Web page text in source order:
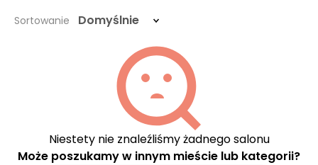
Sortowanie Domyślnie
Niestety nie znaleźliśmy żadnego salonu
Może poszukamy w innym mieście lub kategorii?